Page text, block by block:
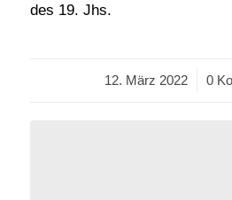
des 19. Jhs.
12. März 2022
/ 0